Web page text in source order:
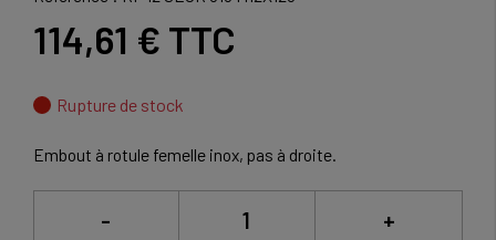
114,61 € TTC
Rupture de stock
Embout à rotule femelle inox, pas à droite.
- +